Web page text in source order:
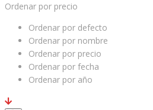
Ordenar por precio
Ordenar por defecto
Ordenar por nombre
Ordenar por precio
Ordenar por fecha
Ordenar por año